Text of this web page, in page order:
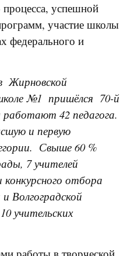
успешной
участие школы
федерального и
Жирновской
№1 пришёлся 70-й
42 педагога.
и первую
Свыше 60 %
7 учителей
отбора
Волгоградской
учительских